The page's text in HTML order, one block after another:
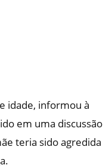
idade, informou à
em uma discussão
teria sido agredida